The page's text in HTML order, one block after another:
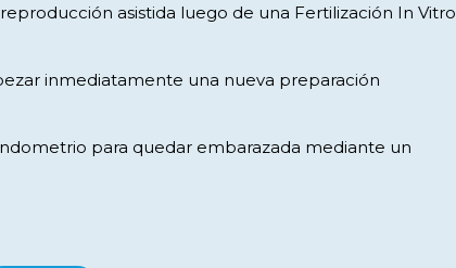
asistida luego de una Fertilización In Vitro
inmediatamente una nueva preparación
para quedar embarazada mediante un